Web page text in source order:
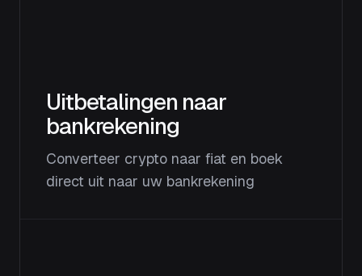
Uitbetalingen naar
bankrekening
Converteer crypto naar fiat en boek
direct uit naar uw bankrekening